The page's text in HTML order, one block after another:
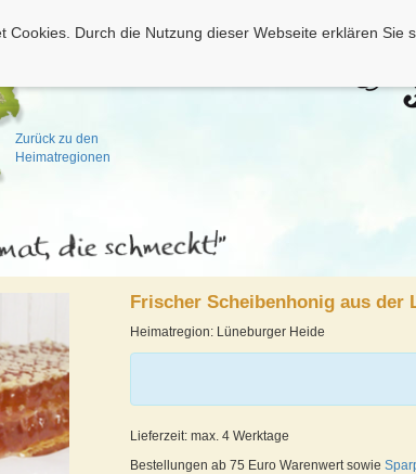
Zurück zu den
Heimatregionen
Cookies. Durch die Nutzung dieser Webseite erklären Sie
Frischer Scheibenhonig aus der
Heimatregion: Lüneburger Heide
Lieferzeit: max. 4 Werktage
Bestellungen ab 75 Euro Warenwert sowie